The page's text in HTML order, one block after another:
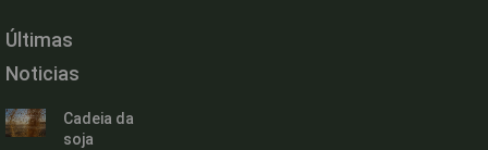
Últimas
Noticias
Cadeia da
soja